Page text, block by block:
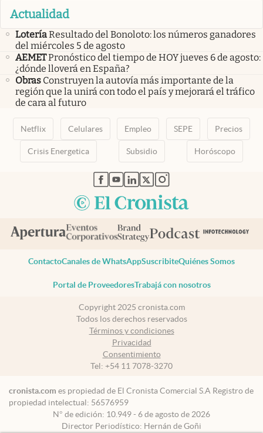
Actualidad
LoteríaResultado del Bonoloto: los números ganadores
del miércoles 5 de agosto
AEMETPronóstico del tiempo de HOY jueves 6 de agosto:
¿dónde lloverá en España?
Obras Construyen la autovía más importante de la
región que la unirá con todo el país y mejorará el tráfico
de cara al futuro
Netflix Celulares Empleo SEPE Precios
Crisis Energetica Subsidio Horóscopo
abre en nueva pestaña
abre en nueva pestaña
abre en nueva pestaña
abre en nueva pestaña
abre en nueva pestaña
ContactoCanales de WhatsAppSuscribiteQuiénes Somos
Portal de ProveedoresTrabajá con nosotros
Copyright 2025 cronista.com
Todos los derechos reservados
Términos y condiciones
Privacidad
Consentimiento
Tel: +54 11 7078-3270
cronista.com es propiedad de El Cronista Comercial S.A Registro de
propiedad intelectual: 56576959
N° de edición: 10.949 - 6 de agosto de 2026
Director Periodístico: Hernán de Goñi